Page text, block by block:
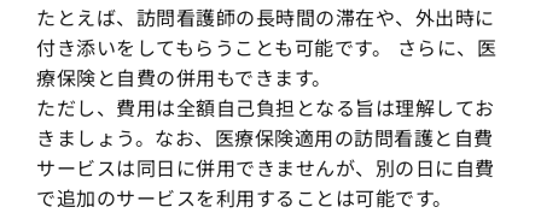
たとえば、訪問看護師の長時間の滞在や、外出時に
付き添いをしてもらうことも可能です。 さらに、医
療保険と自費の併用もできます。
ただし、費用は全額自己負担となる旨は理解してお
きましょう。なお、医療保険適用の訪問看護と自費
サービスは同日に併用できませんが、別の日に自費
で追加のサービスを利用することは可能です。